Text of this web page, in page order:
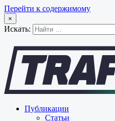
Перейти к содержимому
×
Искать:
Публикации
Статьи